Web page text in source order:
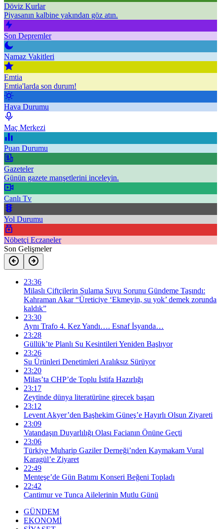
Döviz Kurlar
Piyasanın kalbine yakından göz atın.
Son Depremler
Namaz Vakitleri
Emtia
Emtia'larda son durum!
Hava Durumu
Maç Merkezi
Puan Durumu
Gazeteler
Günün gazete manşetlerini inceleyin.
Canlı Tv
Yol Durumu
Nöbetçi Eczaneler
Son Gelişmeler
23:36
Milaslı Çiftçilerin Sulama Suyu Sorunu Gündeme Taşındı:
Kahraman Akar “Üreticiye ‘Ekmeyin, su yok’ demek zorunda
kaldık”
23:30
Aynı Trafo 4. Kez Yandı…. Esnaf İsyanda…
23:28
Güllük’te Planlı Su Kesintileri Yeniden Başlıyor
23:26
Su Ürünleri Denetimleri Aralıksız Sürüyor
23:20
Milas’ta CHP’de Toplu İstifa Hazırlığı
23:17
Zeytinde dünya literatürüne girecek başarı
23:12
Levent Akyer’den Başhekim Güneş’e Hayırlı Olsun Ziyareti
23:09
Vatandaşın Duyarlılığı Olası Facianın Önüne Geçti
23:06
Türkiye Muharip Gaziler Derneği’nden Kaymakam Vural
Karagül’e Ziyaret
22:49
Menteşe’de Gün Batımı Konseri Beğeni Topladı
22:42
Cantimur ve Tunca Ailelerinin Mutlu Günü
GÜNDEM
EKONOMİ